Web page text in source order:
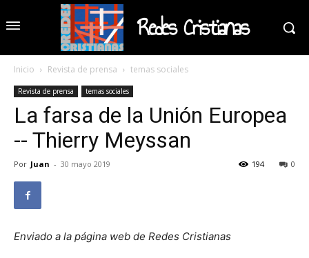
Redes Cristianas
Inicio Revista de prensa temas sociales
Revista de prensa temas sociales
La farsa de la Unión Europea
-- Thierry Meyssan
Por Juan - 30 mayo 2019 0
194
Enviado a la página web de Redes Cristianas